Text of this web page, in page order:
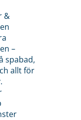
&
–
spabad,
allt för